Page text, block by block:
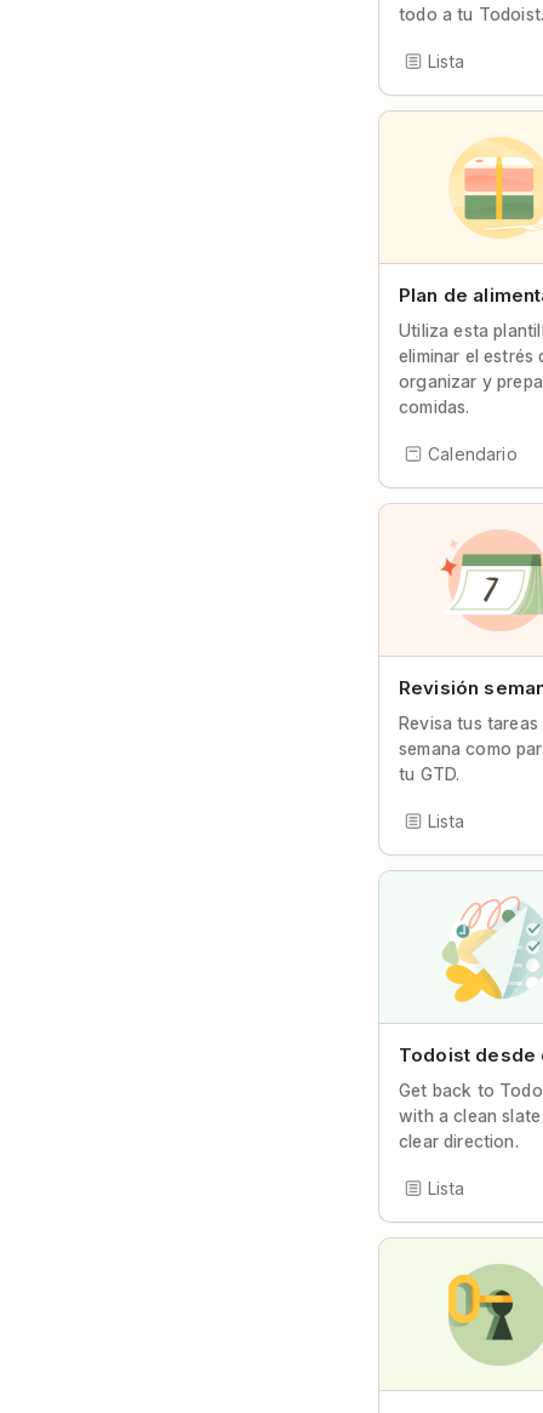
todo a tu
Lista
Plan de
Utiliza esta
eliminar el estrés
organizar y
comidas.
Calendario
Revisión
Revisa tus tareas
semana como
tu GTD.
Lista
Todoist desde
Get back to
with a clean
clear direction.
Lista